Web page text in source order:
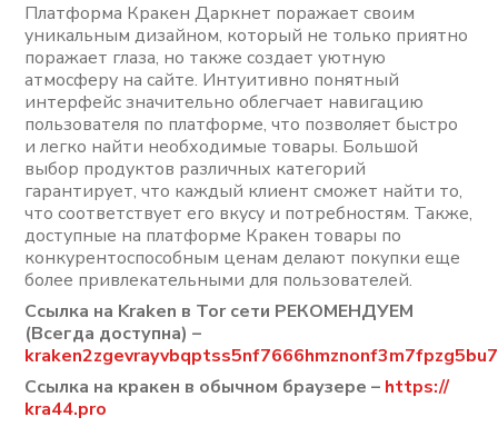
Платформа Кракен Даркнет поражает своим
уникальным дизайном, который не только приятно
поражает глаза, но также создает уютную
атмосферу на сайте. Интуитивно понятный
интерфейс значительно облегчает навигацию
пользователя по платформе, что позволяет быстро
и легко найти необходимые товары. Большой
выбор продуктов различных категорий
гарантирует, что каждый клиент сможет найти то,
что соответствует его вкусу и потребностям. Также,
доступные на платформе Кракен товары по
конкурентоспособным ценам делают покупки еще
более привлекательными для пользователей.
Ссылка на Kraken в Tor сети РЕКОМЕНДУЕМ
(Всегда доступна) –
Ссылка на кракен в обычном браузере – https://
kra44.pro